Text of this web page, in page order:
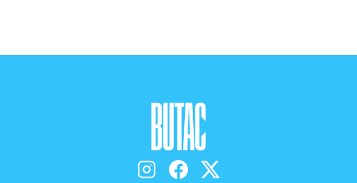
TRUFFE E SOCIAL NETWORK